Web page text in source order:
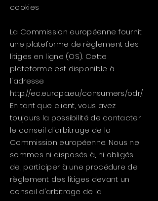
cookies
La Commission européenne fournit
une plateforme de règlement des
litiges en ligne (OS). Cette
plateforme est disponible à
l'adresse
http://ec.europa.eu/consumers/odr/.
En tant que client, vous avez
toujours la possibilité de contacter
le conseil d'arbitrage de la
Commission européenne. Nous ne
sommes ni disposés à, ni obligés
de, participer à une procédure de
règlement des litiges devant un
conseil d'arbitrage de la